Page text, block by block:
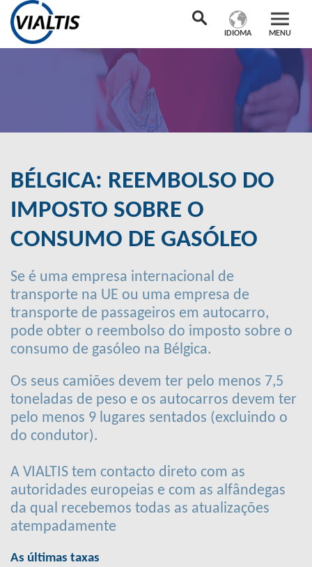
MENU
IDIOMA
BÉLGICA: REEMBOLSO DO
IMPOSTO SOBRE O
CONSUMO DE GASÓLEO
Se é uma empresa internacional de
transporte na UE ou uma empresa de
transporte de passageiros em autocarro,
pode obter o reembolso do imposto sobre o
consumo de gasóleo na Bélgica.
Os seus camiões devem ter pelo menos 7,5
toneladas de peso e os autocarros devem ter
pelo menos 9 lugares sentados (excluindo o
do condutor).
A VIALTIS tem contacto direto com as
autoridades europeias e com as alfândegas
da qual recebemos todas as atualizações
atempadamente
As últimas taxas